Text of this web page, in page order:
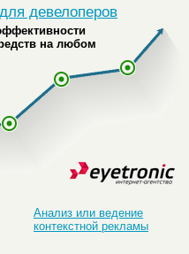
девелоперов
на любом
Анализ или ведение
контекстной рекламы